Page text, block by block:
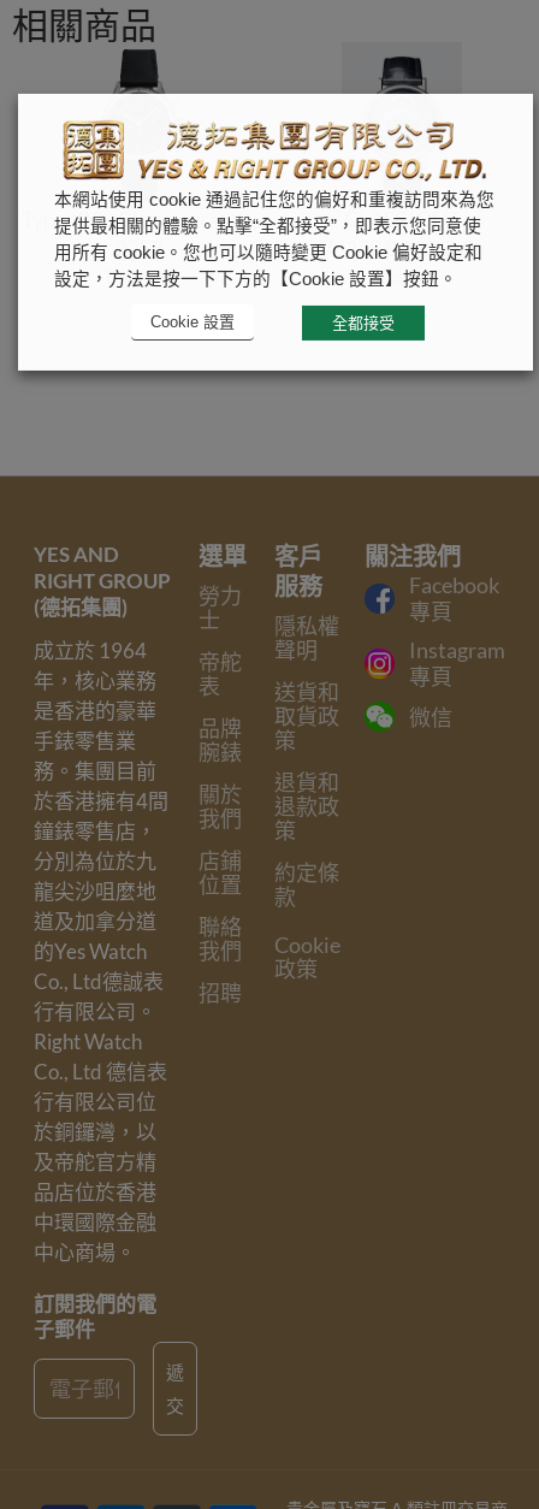
相關商品
Type XX – Chronographe
2057
Breguet
CLASSIQUE
7337BB/Y5/9VU
Breguet
選單
勞力
士
帝舵
表
品牌
腕錶
關於
我們
店鋪
位置
聯絡
我們
招聘
客戶
服務
隱私權
聲明
送貨和
取貨政
策
退貨和
退款政
策
約定條
款
Cookie
政策
關注我們
Facebook
專頁
Instagram
專頁
微信
YES AND
RIGHT GROUP
(德拓集團)
成立於 1964
年，核心業務
是香港的豪華
手錶零售業
務。集團目前
於香港擁有4間
鐘錶零售店，
分別為位於九
龍尖沙咀麼地
道及加拿分道
的Yes Watch
Co., Ltd德誠表
行有限公司。
Right Watch
Co., Ltd 德信表
行有限公司位
於銅鑼灣，以
及帝舵官方精
品店位於香港
中環國際金融
中心商場。
訂閱我們的電
子郵件
Email 遞
交
本網站使用 cookie 通過記住您的偏好和重複訪問來為您
提供最相關的體驗。點擊“全都接受”，即表示您同意使
用所有 cookie。您也可以隨時變更 Cookie 偏好設定和
設定，方法是按一下下方的【Cookie 設置】按鈕。
Cookie 設置 全都接受